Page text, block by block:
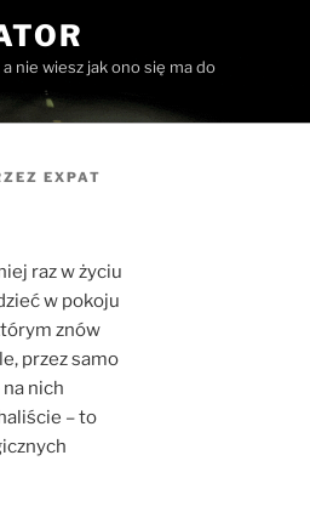
nie wiesz jak ono się ma do
EXPAT
raz w życiu
w pokoju
znów
przez samo
nich
– to